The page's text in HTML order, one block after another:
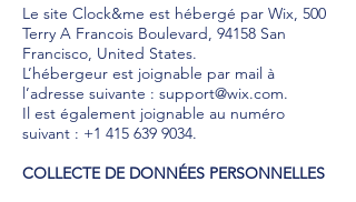
Le site Clock&me est hébergé par Wix, 500
Terry A Francois Boulevard, 94158 San
Francisco, United States.
L’hébergeur est joignable par mail à
l’adresse suivante : support@wix.com.
Il est également joignable au numéro
suivant : +1 415 639 9034.
COLLECTE DE DONNÉES PERSONNELLES